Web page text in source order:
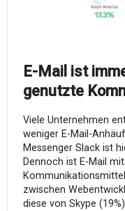
E-Mail ist
genutzte
Viele Unternehmen
weniger E-Mail-
Messenger Slack ist
Dennoch ist E-Mail
zwischen
diese von Skype